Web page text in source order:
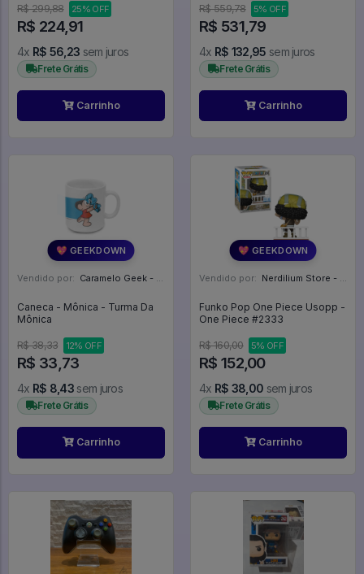
R$ 299,88 25% OFF
R$ 224,91
4x R$ 56,23 sem juros
Frete Grátis
Carrinho
R$ 559,78 5% OFF
R$ 531,79
4x R$ 132,95 sem juros
Frete Grátis
Carrinho
💖 GEEKDOWN
Vendido por: Caramelo Geek - DF
Caneca - Mônica - Turma Da
Mônica
R$ 38,33 12% OFF
R$ 33,73
4x R$ 8,43 sem juros
Frete Grátis
Carrinho
💖 GEEKDOWN
Vendido por: Nerdilium Store - SP
Funko Pop One Piece Usopp -
One Piece #2333
R$ 160,00 5% OFF
R$ 152,00
4x R$ 38,00 sem juros
Frete Grátis
Carrinho